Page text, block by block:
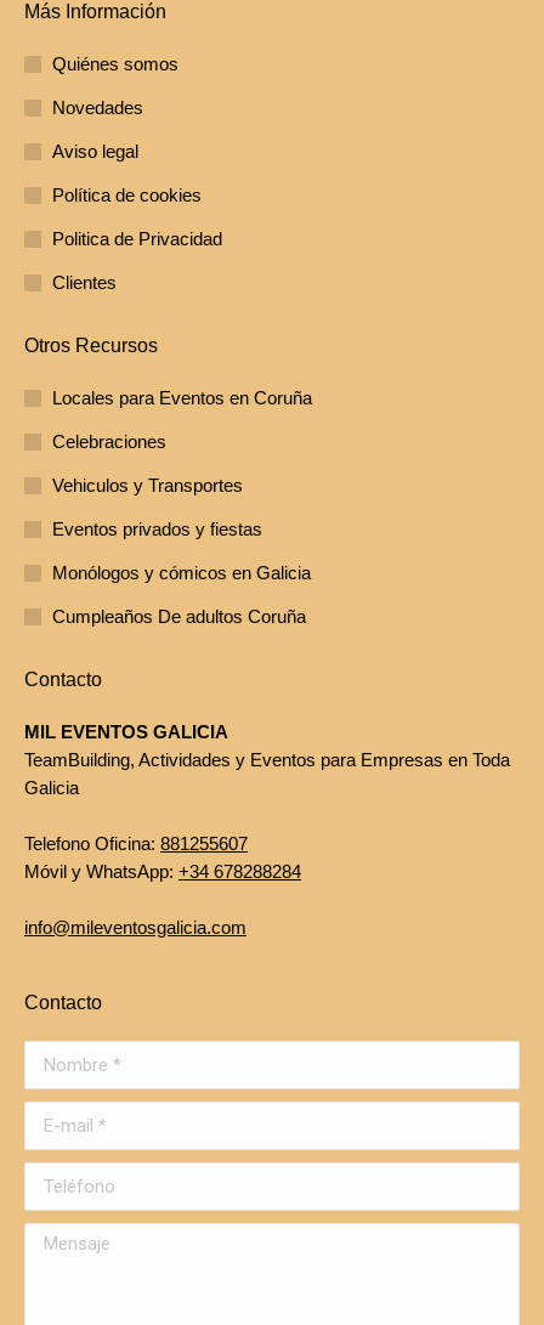
Más Información
Quiénes somos
Novedades
Aviso legal
Política de cookies
Politica de Privacidad
Clientes
Otros Recursos
Locales para Eventos en Coruña
Celebraciones
Vehiculos y Transportes
Eventos privados y fiestas
Monólogos y cómicos en Galicia
Cumpleaños De adultos Coruña
Contacto
MIL EVENTOS GALICIA
TeamBuilding, Actividades y Eventos para Empresas en Toda
Galicia
Telefono Oficina: 881255607
Móvil y WhatsApp: +34 678288284
info@mileventosgalicia.com
Contacto
Nombre *
E-mail *
Teléfono
Mensaje